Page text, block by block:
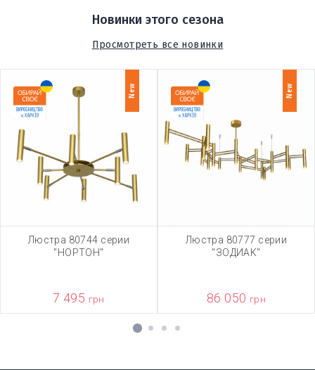
Новинки этого сезона
Просмотреть все новинки
New
Люстра 80744 серии
"НОРТОН"
7 495 грн
New
Люстра 80777 серии
"ЗОДИАК"
86 050 грн
1 2 3 4